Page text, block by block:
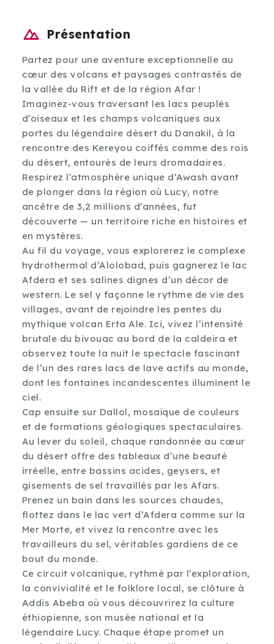
Présentation
Partez pour une aventure exceptionnelle au
cœur des volcans et paysages contrastés de
la vallée du Rift et de la région Afar !
Imaginez-vous traversant les lacs peuplés
d’oiseaux et les champs volcaniques aux
portes du légendaire désert du Danakil, à la
rencontre des Kereyou coiffés comme des rois
du désert, entourés de leurs dromadaires.
Respirez l’atmosphère unique d’Awash avant
de plonger dans la région où Lucy, notre
ancêtre de 3,2 millions d’années, fut
découverte — un territoire riche en histoires et
en mystères.
Au fil du voyage, vous explorerez le complexe
hydrothermal d’Alolobad, puis gagnerez le lac
Afdera et ses salines dignes d’un décor de
western. Le sel y façonne le rythme de vie des
villages, avant de rejoindre les pentes du
mythique volcan Erta Ale. Ici, vivez l’intensité
brutale du bivouac au bord de la caldeira et
observez toute la nuit le spectacle fascinant
de l’un des rares lacs de lave actifs au monde,
dont les fontaines incandescentes illuminent le
ciel.
Cap ensuite sur Dallol, mosaïque de couleurs
et de formations géologiques spectaculaires.
Au lever du soleil, chaque randonnée au cœur
du désert offre des tableaux d’une beauté
irréelle, entre bassins acides, geysers, et
gisements de sel travaillés par les Afars.
Prenez un bain dans les sources chaudes,
flottez dans le lac vert d’Afdera comme sur la
Mer Morte, et vivez la rencontre avec les
travailleurs du sel, véritables gardiens de ce
bout du monde.
Ce circuit volcanique, rythmé par l’exploration,
la convivialité et le folklore local, se clôture à
Addis Abeba où vous découvrirez la culture
éthiopienne, son musée national et la
légendaire Lucy. Chaque étape promet un